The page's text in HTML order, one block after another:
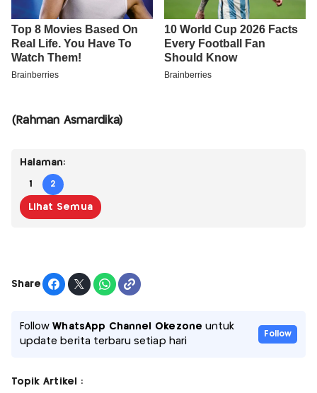
(Rahman Asmardika)
Halaman:
1 2
Lihat Semua
Share
FollowWhatsApp Channel Okezone untuk
update berita terbaru setiap hari
Follow
Topik Artikel :